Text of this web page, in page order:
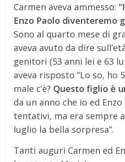
Carmen aveva ammesso:
Enzo Paolo diventeremo
Sono al quarto mese di
aveva avuto da dire
genitori (53 anni lei e 63
aveva risposto “Lo so, ho
male c’è? Questo figlio è
da un anno che io ed
tentativi, ma era sempre
luglio la bella sorpresa”.
Tanti auguri Carmen ed